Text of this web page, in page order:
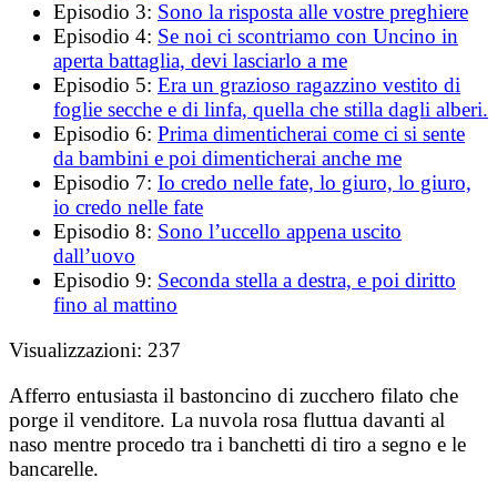
Episodio 3: Sono la risposta alle vostre preghiere
Episodio 4: Se noi ci scontriamo con Uncino in
aperta battaglia, devi lasciarlo a me
Episodio 5: Era un grazioso ragazzino vestito di
foglie secche e di linfa, quella che stilla dagli alberi.
Episodio 6: Prima dimenticherai come ci si sente
da bambini e poi dimenticherai anche me
Episodio 7: Io credo nelle fate, lo giuro, lo giuro,
io credo nelle fate
Episodio 8: Sono l’uccello appena uscito
dall’uovo
Episodio 9: Seconda stella a destra, e poi diritto
fino al mattino
Visualizzazioni: 237
Afferro entusiasta il bastoncino di zucchero filato che
porge il venditore. La nuvola rosa fluttua davanti al
naso mentre procedo tra i banchetti di tiro a segno e le
bancarelle.